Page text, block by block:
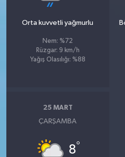
Orta kuvvetli yağmurlu
Nem: %72
Rüzgar: 9 km/h
Yağış Olasılığı: %88
25 MART
ÇARŞAMBA
8°